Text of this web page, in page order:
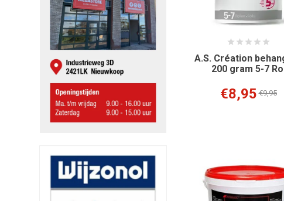
A.S. Création
200 gram 5-7
€8,95 €9,95